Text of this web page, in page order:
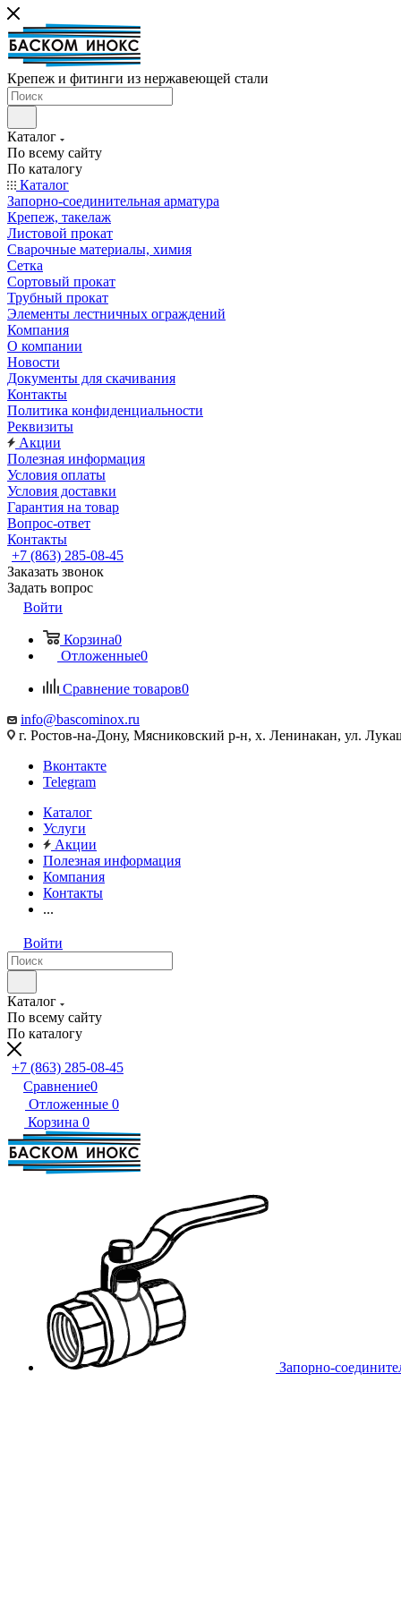
Крепеж и фитинги из нержавеющей стали
Каталог
По всему сайту
По каталогу
Каталог
Запорно-соединительная арматура
Крепеж, такелаж
Листовой прокат
Сварочные материалы, химия
Сетка
Сортовый прокат
Трубный прокат
Элементы лестничных ограждений
Компания
О компании
Новости
Документы для скачивания
Контакты
Политика конфиденциальности
Реквизиты
Акции
Полезная информация
Условия оплаты
Условия доставки
Гарантия на товар
Вопрос-ответ
Контакты
+7 (863) 285-08-45
Заказать звонок
Задать вопрос
Войти
Корзина0
Отложенные0
Сравнение товаров0
info@bascominox.ru
г. Ростов-на-Дону, Мясниковский р-н, х. Ленинакан, ул.
Вконтакте
Telegram
Каталог
Услуги
Акции
Полезная информация
Компания
Контакты
...
Войти
Каталог
По всему сайту
По каталогу
+7 (863) 285-08-45
Сравнение0
Отложенные 0
Корзина 0
Запорно-